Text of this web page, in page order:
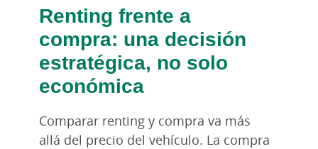
Renting frente a
compra: una decisión
estratégica, no solo
económica
Comparar renting y compra va más
allá del precio del vehículo. La compra